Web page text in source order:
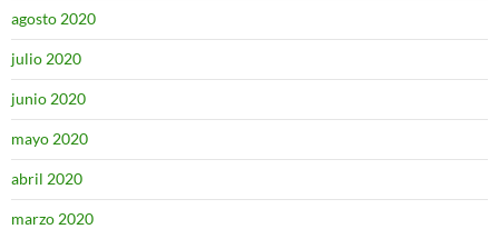
agosto 2020
julio 2020
junio 2020
mayo 2020
abril 2020
marzo 2020